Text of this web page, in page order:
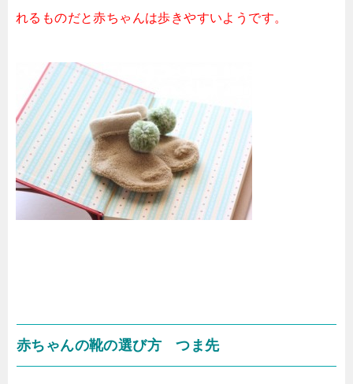
れるものだと赤ちゃんは歩きやすいようです。
赤ちゃんの靴の選び方 つま先